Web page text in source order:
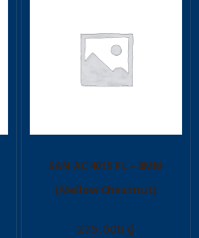
SAN AC 4015 PL – 8MM
(Mellow Chestnut)
275.000 ₫